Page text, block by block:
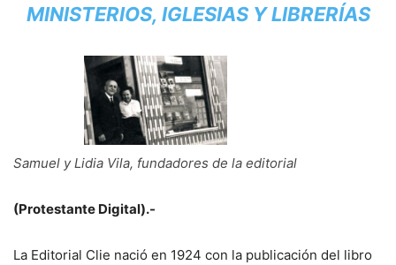
MINISTERIOS, IGLESIAS Y LIBRERÍAS
Samuel y Lidia Vila, fundadores de la editorial
(Protestante Digital).-
La Editorial Clie nació en 1924 con la publicación del libro